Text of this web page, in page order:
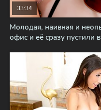
Молодая, наивная и
офис и её сразу пустили
33:34